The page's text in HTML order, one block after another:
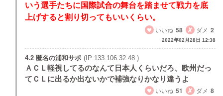
いう選手たちに国際試合の舞台を踏ませて戦力を底
上げすると割り切ってもいいくらい。
いいね 58 ダメ 2
2022年02月28日 12:38
4.2 匿名の浦和サポ (IP:133.106.32.48 )
ＡＣＬ軽視してるのなんて日本人くらいだろ、欧州だっ
てＣＬに出るか出ないかで補強なりかなり違うよ
いいね 51 ダメ 8